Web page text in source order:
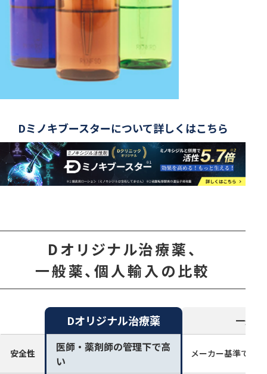
Dミノキブースターについて詳しくはこちら
Dオリジナル治療薬、
一般薬、個人輸入の比較
Dオリジナル治療薬 一般薬
安全性
医師・薬剤師の管理下で高
い
メーカー基準で高い